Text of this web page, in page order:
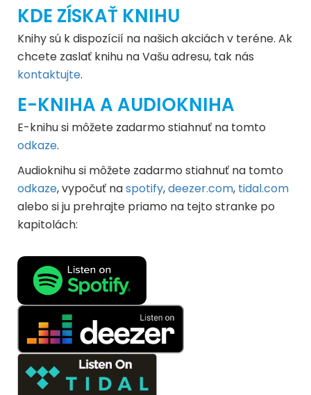
KDE ZÍSKAŤ KNIHU
Knihy sú k dispozícií na našich akciách v teréne. Ak
chcete zaslať knihu na Vašu adresu, tak nás
kontaktujte.
E-KNIHA A AUDIOKNIHA
E-knihu si môžete zadarmo stiahnuť na tomto
odkaze.
Audioknihu si môžete zadarmo stiahnuť na tomto
odkaze, vypočuť naspotify,deezer.com, tidal.com
alebo si ju prehrajte priamo na tejto stranke po
kapitolách: